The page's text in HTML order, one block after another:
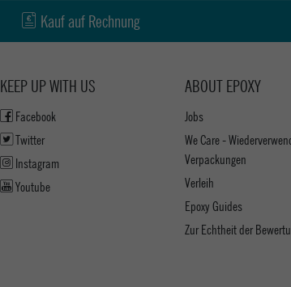
Kauf auf Rechnung
ABOUT EPOXY
Jobs
We Care -
Verpackungen
Verleih
Epoxy Guides
Zur Echtheit der
KEEP UP WITH US
Facebook
Twitter
Instagram
Youtube